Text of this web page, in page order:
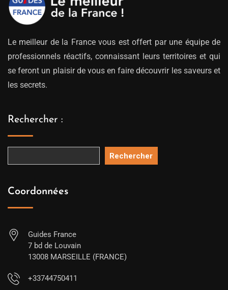
Le meilleur de la France vous est offert par une équipe de
professionnels réactifs, connaissant leurs territoires et qui
se feront un plaisir de vous en faire découvrir les saveurs et
les secrets.
Rechercher :
Rechercher
Coordonnées
Guides France
7 bd de Louvain
13008 MARSEILLE (FRANCE)
+33744750411